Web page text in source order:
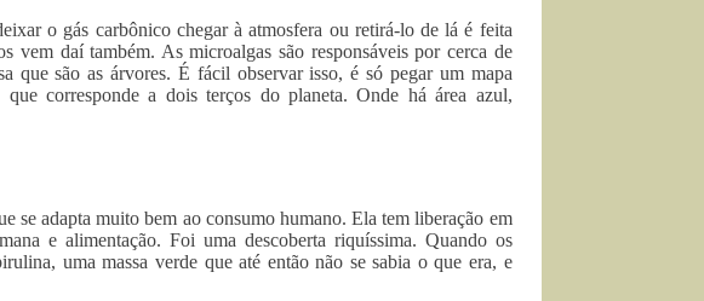
o gás carbônico chegar à atmosfera ou retirá-lo de lá é feita
vem daí também. As microalgas são responsáveis por cerca de
que são as árvores. É fácil observar isso, é só pegar um mapa
corresponde a dois terços do planeta. Onde há área azul,
se adapta muito bem ao consumo humano. Ela tem liberação em
e alimentação. Foi uma descoberta riquíssima. Quando os
uma massa verde que até então não se sabia o que era, e